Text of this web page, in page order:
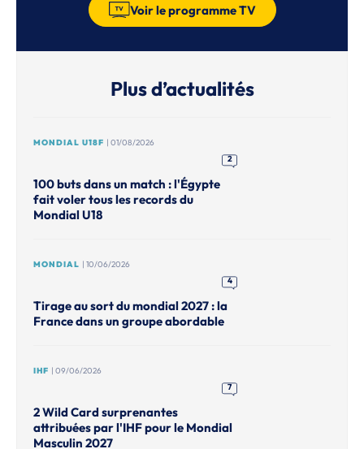
Voir le programme TV
Plus d’actualités
MONDIAL U18F | 01/08/2026
2
100 buts dans un match : l'Égypte
fait voler tous les records du
Mondial U18
MONDIAL | 10/06/2026
4
Tirage au sort du mondial 2027 : la
France dans un groupe abordable
IHF | 09/06/2026
7
2 Wild Card surprenantes
attribuées par l'IHF pour le Mondial
Masculin 2027